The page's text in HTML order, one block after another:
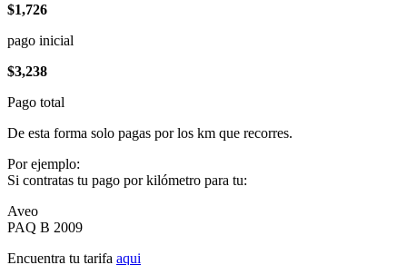
$1,726
pago inicial
$3,238
Pago total
De esta forma solo pagas por los km que recorres.
Por ejemplo:
Si contratas tu pago por kilómetro para tu:
Aveo
PAQ B 2009
Encuentra tu tarifa aqui